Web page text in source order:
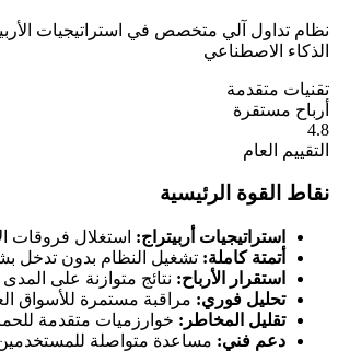
نظام تداول آلي متخصص في استراتيجيات
الذكاء الاصطناعي
تقنيات متقدمة
أرباح مستقرة
4.8
التقييم العام
نقاط القوة الرئيسية
استراتيجيات أربيتراج: استغلال فروقات
أتمتة كاملة: تشغيل النظام بدون تدخل
استقرار الأرباح: نتائج متوازنة على
تحليل فوري: مراقبة مستمرة للأسواق
تقليل المخاطر: خوارزميات متقدمة
دعم فني: مساعدة متواصلة